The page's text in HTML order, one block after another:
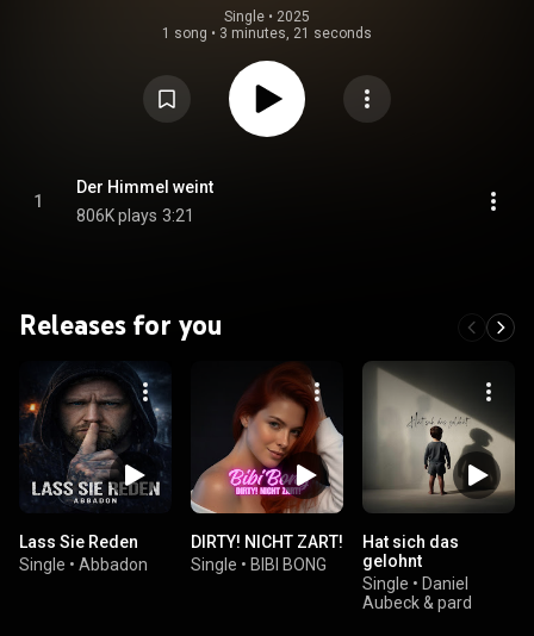
Single • 2025
1 song • 3 minutes, 21 seconds
1
Der Himmel weint
806K plays 3:21
Releases for you
Lass Sie Reden
Single • Abbadon
DIRTY! NICHT ZART!
Single • BIBI BONG
Hat sich das
gelohnt
Single • Daniel
Aubeck & pard